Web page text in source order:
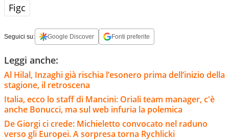
Figc
Seguici su: Google Discover Fonti preferite
Leggi anche:
Al Hilal, Inzaghi già rischia l’esonero prima dell’inizio della
stagione, il retroscena
Italia, ecco lo staff di Mancini: Oriali team manager, c'è
anche Bonucci, ma sul web infuria la polemica
De Giorgi ci crede: Michieletto convocato nel raduno
verso gli Europei. A sorpresa torna Rychlicki